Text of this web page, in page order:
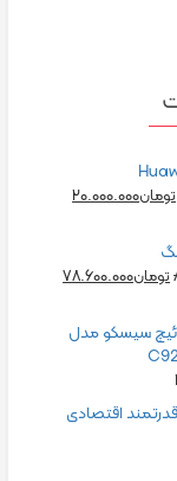
تومان۲۰.۰۰۰.۰۰۰
تومان۷۸.۶۰۰.۰۰۰
سیسکو مدل
اقتصادی